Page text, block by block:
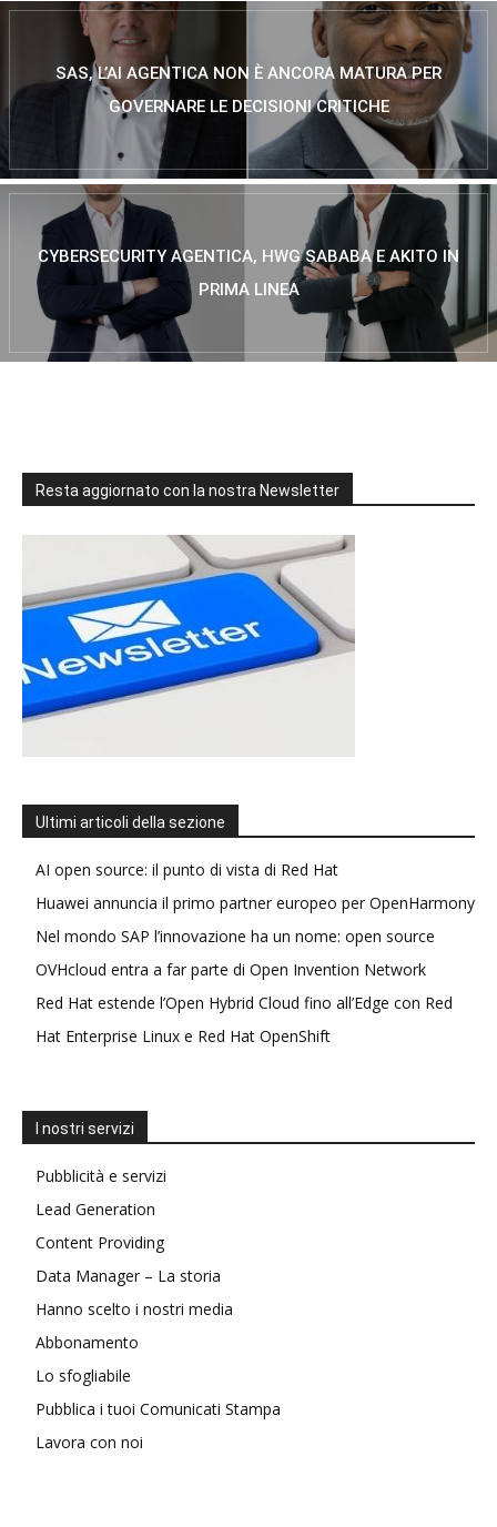
SAS, L’AI AGENTICA NON È ANCORA MATURA PER
GOVERNARE LE DECISIONI CRITICHE
CYBERSECURITY AGENTICA, HWG SABABA E AKITO IN
PRIMA LINEA
Resta aggiornato con la nostra Newsletter
Ultimi articoli della sezione
AI open source: il punto di vista di Red Hat
Huawei annuncia il primo partner europeo per OpenHarmony
Nel mondo SAP l’innovazione ha un nome: open source
OVHcloud entra a far parte di Open Invention Network
Red Hat estende l’Open Hybrid Cloud fino all’Edge con Red
Hat Enterprise Linux e Red Hat OpenShift
I nostri servizi
Pubblicità e servizi
Lead Generation
Content Providing
Data Manager – La storia
Hanno scelto i nostri media
Abbonamento
Lo sfogliabile
Pubblica i tuoi Comunicati Stampa
Lavora con noi